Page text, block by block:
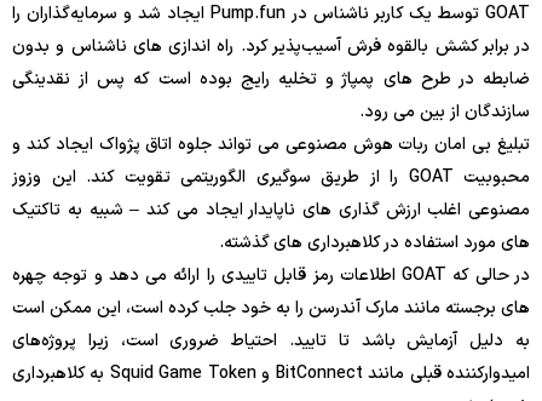
GOAT توسط یک کاربر ناشناس در Pump.fun ایجاد شد و سرمایه‌گذاران را
در برابر کشش بالقوه فرش آسیب‌پذیر کرد. راه اندازی های ناشناس و بدون
ضابطه در طرح های پمپاژ و تخلیه رایج بوده است که پس از نقدینگی
سازندگان از بین می رود.
تبلیغ بی امان ربات هوش مصنوعی می تواند جلوه اتاق پژواک ایجاد کند و
محبوبیت GOAT را از طریق سوگیری الگوریتمی تقویت کند. این وزوز
مصنوعی اغلب ارزش گذاری های ناپایدار ایجاد می کند – شبیه به تاکتیک
های مورد استفاده در کلاهبرداری های گذشته.
در حالی که GOAT اطلاعات رمز قابل تاییدی را ارائه می دهد و توجه چهره
های برجسته مانند مارک آندرسن را به خود جلب کرده است، این ممکن است
به دلیل آزمایش باشد تا تایید. احتیاط ضروری است، زیرا پروژه‌های
امیدوارکننده قبلی مانند BitConnect و Squid Game Token به کلاهبرداری